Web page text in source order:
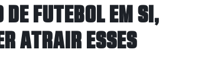
DE FUTEBOL EM SI,
ATRAIR ESSES